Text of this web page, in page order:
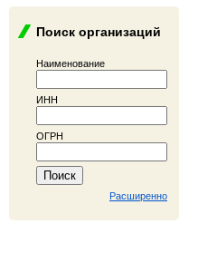
Поиск организаций
Наименование
ИНН
ОГРН
Расширенно